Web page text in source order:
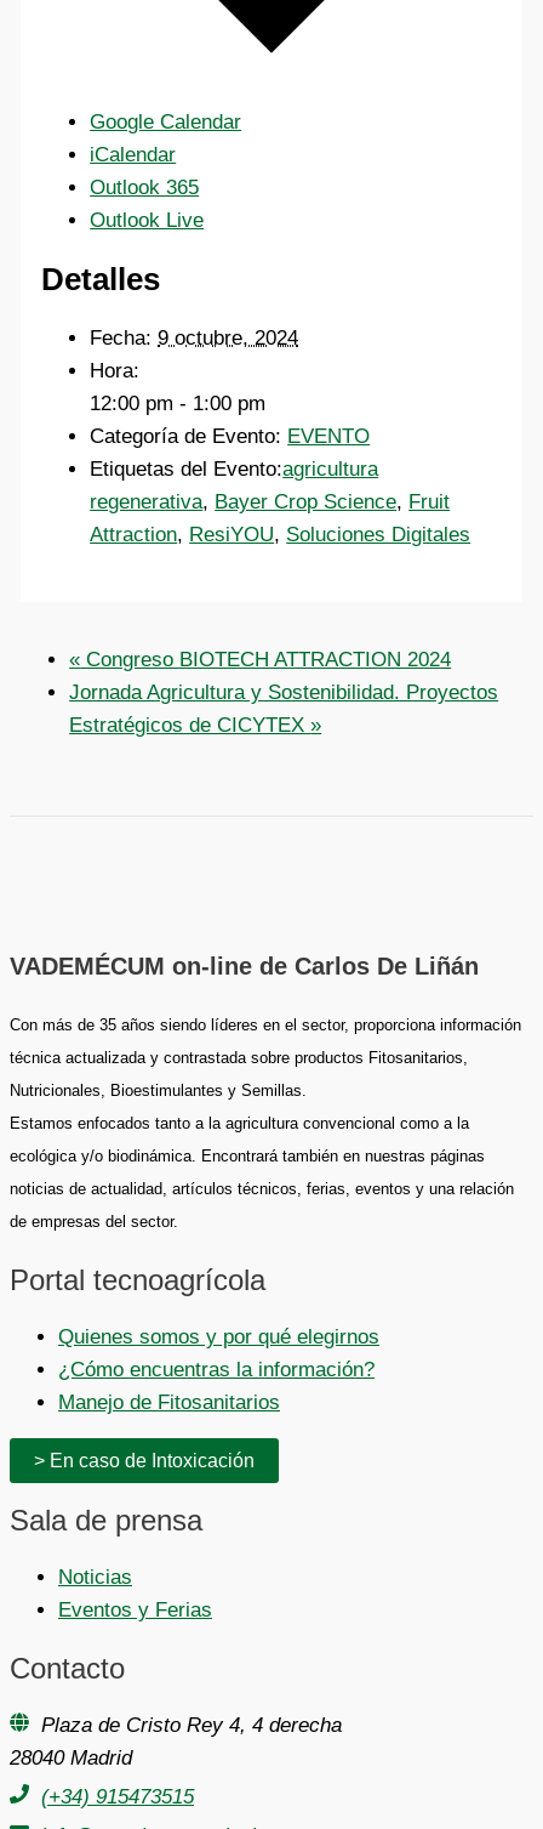
Google Calendar
iCalendar
Outlook 365
Outlook Live
Detalles
Fecha: 9 octubre, 2024
Hora:
12:00 pm - 1:00 pm
Categoría de Evento: EVENTO
Etiquetas del Evento:agricultura
regenerativa, Bayer Crop Science, Fruit
Attraction, ResiYOU, Soluciones Digitales
« Congreso BIOTECH ATTRACTION 2024
Jornada Agricultura y Sostenibilidad. Proyectos
Estratégicos de CICYTEX»
VADEMÉCUM on-line de Carlos De Liñán
Con más de 35 años siendo líderes en el sector, proporciona información
técnica actualizada y contrastada sobre productos Fitosanitarios,
Nutricionales, Bioestimulantes y Semillas.
Estamos enfocados tanto a la agricultura convencional como a la
ecológica y/o biodinámica. Encontrará también en nuestras páginas
noticias de actualidad, artículos técnicos, ferias, eventos y una relación
de empresas del sector.
Portal tecnoagrícola
Quienes somos y por qué elegirnos
¿Cómo encuentras la información?
Manejo de Fitosanitarios
> En caso de Intoxicación
Sala de prensa
Noticias
Eventos y Ferias
Contacto
Plaza de Cristo Rey 4, 4 derecha
28040 Madrid
(+34) 915473515